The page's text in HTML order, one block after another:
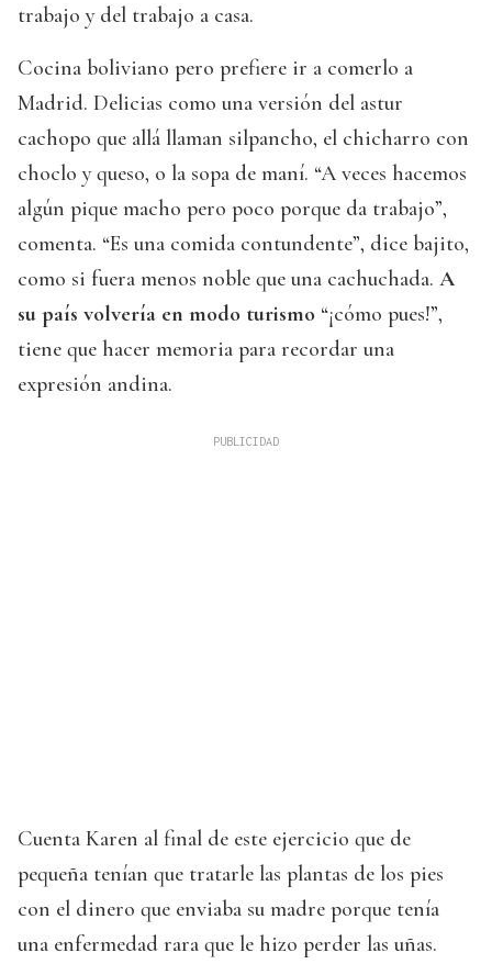
trabajo y del trabajo a casa.
Cocina boliviano pero prefiere ir a comerlo a
Madrid. Delicias como una versión del astur
cachopo que allá llaman silpancho, el chicharro con
choclo y queso, o la sopa de maní. “A veces hacemos
algún pique macho pero poco porque da trabajo”,
comenta. “Es una comida contundente”, dice bajito,
como si fuera menos noble que una cachuchada. A
su país volvería en modo turismo “¡cómo pues!”,
tiene que hacer memoria para recordar una
expresión andina.
Cuenta Karen al final de este ejercicio que de
pequeña tenían que tratarle las plantas de los pies
con el dinero que enviaba su madre porque tenía
una enfermedad rara que le hizo perder las uñas.